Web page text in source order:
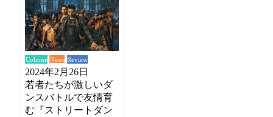
Column News Review
2024年2月26日
若者たちが激しいダ
ンスバトルで友情育
む『ストリートダン